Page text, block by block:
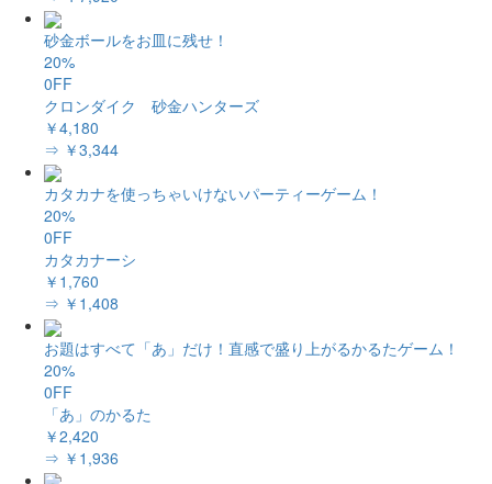
砂金ボールをお皿に残せ！
20%
0FF
クロンダイク 砂金ハンターズ
￥4,180
⇒ ￥3,344
カタカナを使っちゃいけないパーティーゲーム！
20%
0FF
カタカナーシ
￥1,760
⇒ ￥1,408
お題はすべて「あ」だけ！直感で盛り上がるかるたゲーム！
20%
0FF
「あ」のかるた
￥2,420
⇒ ￥1,936